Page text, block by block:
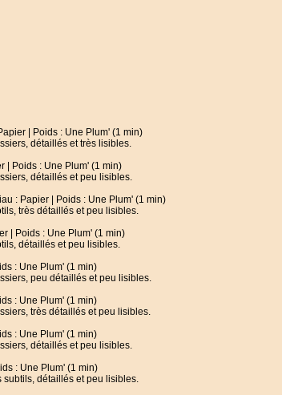
| Poids : Une Plum' (1 min)
détaillés et très lisibles.
| Poids : Une Plum' (1 min)
détaillés et peu lisibles.
: Papier | Poids : Une Plum' (1 min)
très détaillés et peu lisibles.
| Poids : Une Plum' (1 min)
détaillés et peu lisibles.
: Une Plum' (1 min)
peu détaillés et peu lisibles.
: Une Plum' (1 min)
très détaillés et peu lisibles.
: Une Plum' (1 min)
détaillés et peu lisibles.
: Une Plum' (1 min)
subtils, détaillés et peu lisibles.